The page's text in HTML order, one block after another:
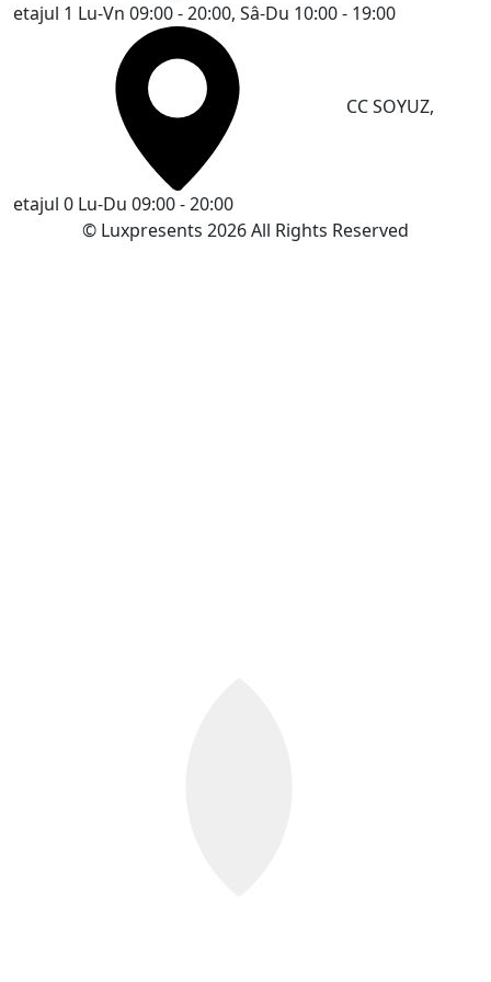
etajul 1 Lu-Vn 09:00 - 20:00, Sâ-Du 10:00 - 19:00
CC SOYUZ,
etajul 0 Lu-Du 09:00 - 20:00
© Luxpresents 2026 All Rights Reserved